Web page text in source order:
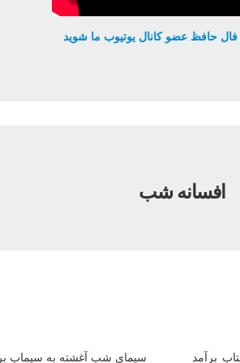
فال حافظ عضو کانال یوتیوب ما شوید
افسانه شب
برآمد سيماى شب آغشته به سيماب